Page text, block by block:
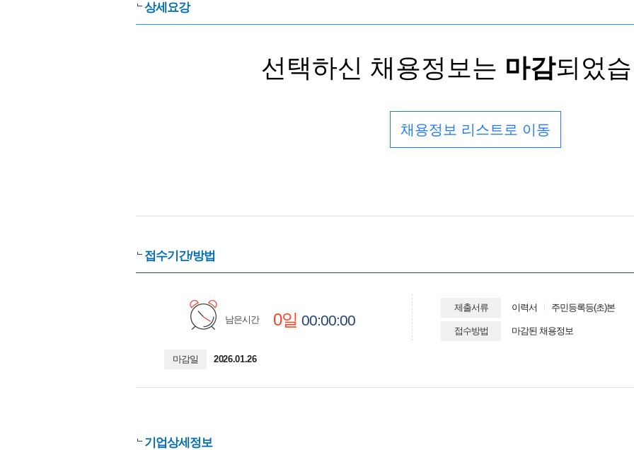
상세요강
선택하신 채용정보는 마감되었
채용정보 리스트로 이동
접수기간/방법
남은시간 0일 00:00:00
마감일 2026.01.26
제출서류 이력서 주민등록등(초)본
접수방법 마감된 채용정보
기업상세정보